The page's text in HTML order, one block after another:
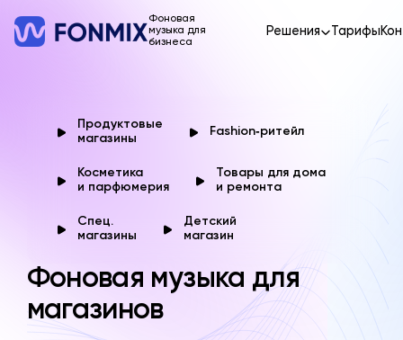
Фоновая
музыка для
бизнеса
Решения Тарифы
Продуктовые
магазины
Fashion‑ритейл
Косметика
и парфюмерия
Товары для дома
и ремонта
Спец.
магазины
Детский
магазин
Фоновая музыка для
магазинов